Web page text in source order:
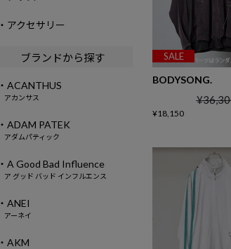
SALE
BODYSONG.
¥
¥18,150
・アクセサリー
ブランドから探す
・ACANTHUS
アカンサス
・ADAM PATEK
アダムパティック
・A Good Bad Influence
ア グッド バッド インフルエンス
・ANEI
アーネイ
・AKM